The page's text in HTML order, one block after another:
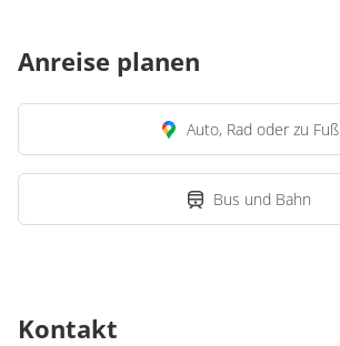
Anreise planen
Auto, Rad oder zu Fuß
Bus und Bahn
Kontakt